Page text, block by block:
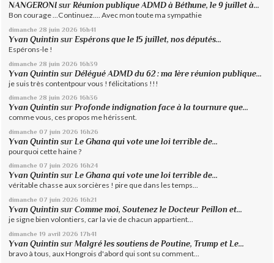
NANGERONI surRéunion publique ADMD à Béthune, le 9 juillet à...
Bon courage ...Continuez.... Avec mon toute ma sympathie
dimanche 28 juin 2026 16h41
Yvan Quintin surEspérons que le 15 juillet, nos députés...
Espérons-le !
dimanche 28 juin 2026 16h39
Yvan Quintin surDélégué ADMD du 62 : ma 1ère réunion publique...
je suis très contentpour vous ! félicitations !!!
dimanche 28 juin 2026 16h36
Yvan Quintin surProfonde indignation face à la tournure que...
comme vous, ces propos me hérissent.
dimanche 07 juin 2026 16h26
Yvan Quintin sur Le Ghana qui vote une loi terrible de...
pourquoi cette haine ?
dimanche 07 juin 2026 16h24
Yvan Quintin surLe Ghana qui vote une loi terrible de...
véritable chasse aux sorcières ! pire que dans les temps...
dimanche 07 juin 2026 16h21
Yvan Quintin surComme moi, Soutenez le Docteur Peillon et...
je signe bien volontiers, car la vie de chacun appartient...
dimanche 19 avril 2026 17h41
Yvan Quintin surMalgré les soutiens de Poutine, Trump et Le...
bravo à tous, aux Hongrois d'abord qui sont su comment...